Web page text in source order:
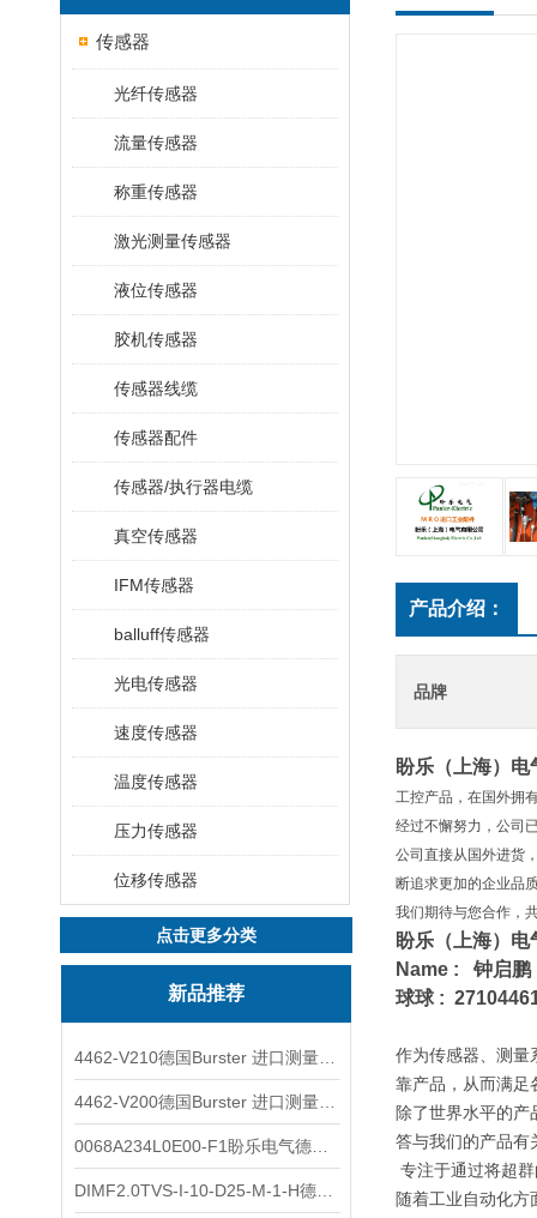
传感器
光纤传感器
流量传感器
称重传感器
激光测量传感器
液位传感器
胶机传感器
传感器线缆
传感器配件
传感器/执行器电缆
真空传感器
IFM传感器
balluff传感器
光电传感器
速度传感器
温度传感器
压力传感器
位移传感器
点击更多分类
新品推荐
产品介绍：
品牌
盼乐（上海）电
工控产品，在国外拥
经过不懈努力，公司
公司直接从国外进货
断追求更加的企业品
我们期待与您合作，
盼乐（上海）电
Name : 钟启鹏
球球 :
作为传感器、测量
靠产品，从而满足
除了世界水平的
答与我们的产品有
专注于通过将超
随着工业自动化